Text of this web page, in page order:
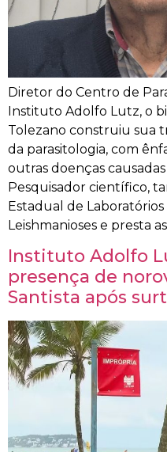
Diretor do Centro de
Instituto Adolfo Lutz, o
Tolezano construiu sua
da parasitologia, com
outras doenças
Pesquisador científico,
Estadual de
Leishmanioses e presta
Instituto Adolfo
presença de
Santista após